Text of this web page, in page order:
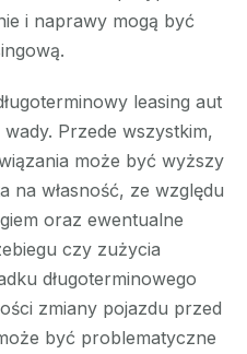
i naprawy mogą być
leasing aut
Przede wszystkim,
może być wyższy
na własność, ze względu
oraz ewentualne
czy zużycia
długoterminowego
zmiany pojazdu przed
być problematyczne